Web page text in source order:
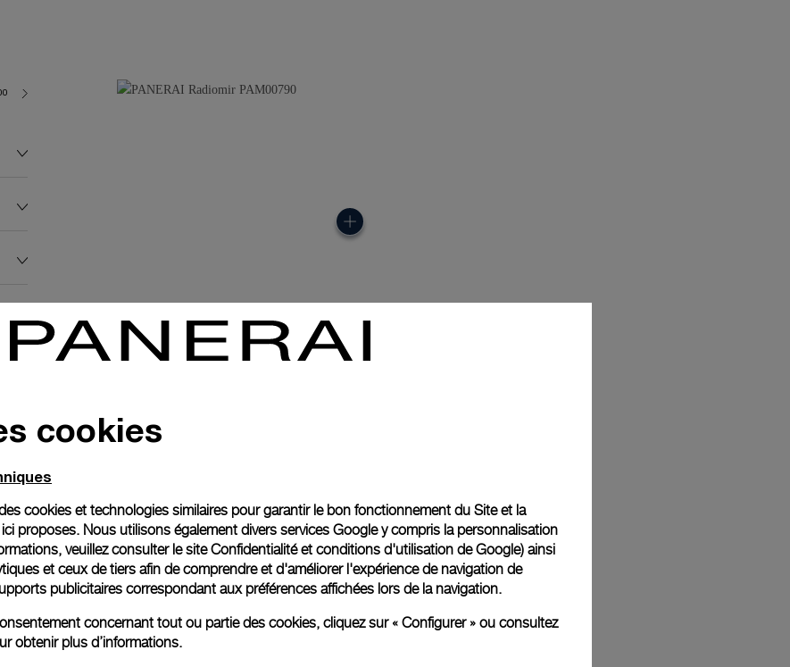
cookies
cookies et technologies similaires pour garantir le bon fonctionnement du Site et la
proposes. Nous utilisons également divers services Google y compris la personnalisation
veuillez consulter lesite Confidentialité et conditions d'utilisation de Google) ainsi
et ceux de tiers afin de comprendre et d'améliorer l'expérience de navigation de
publicitaires correspondant aux préférences affichées lors de la navigation.
concernant tout ou partie des cookies, cliquez sur « Configurer » ou consultez
obtenir plus d’informations.